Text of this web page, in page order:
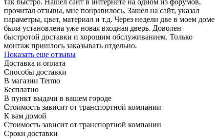
прочитал отзывы, мне понравилось. Зашел на сайт, указал
параметры, цвет, материал и т.д. Через недели две в моем доме
была установлена уже новая входная дверь. Доволен
быстротой доставки и хорошим обслуживанием. Только
монтаж пришлось заказывать отдельно.
Показать еще отзывы
Доставка и оплата
Способы доставки
В магазин Termo
Бесплатно
В пункт выдачи в вашем городе
Стоимость зависит от транспортной компании
К вам домой
Стоимость зависит от транспортной компании
Сроки доставки